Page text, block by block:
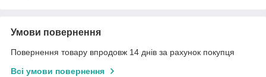
Умови повернення
Повернення товару впродовж 14 днів за рахунок покупця
Всі умови повернення